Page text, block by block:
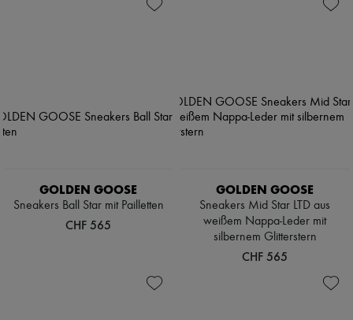
GOLDEN GOOSE
Sneakers Ball Star mit Pailletten
CHF 565
GOLDEN GOOSE
Sneakers Mid Star LTD aus
weißem Nappa-Leder mit
silbernem Glitterstern
CHF 565